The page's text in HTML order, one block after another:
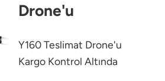
Drone'u
Y160 Teslimat Drone'u
Kargo Kontrol Altında